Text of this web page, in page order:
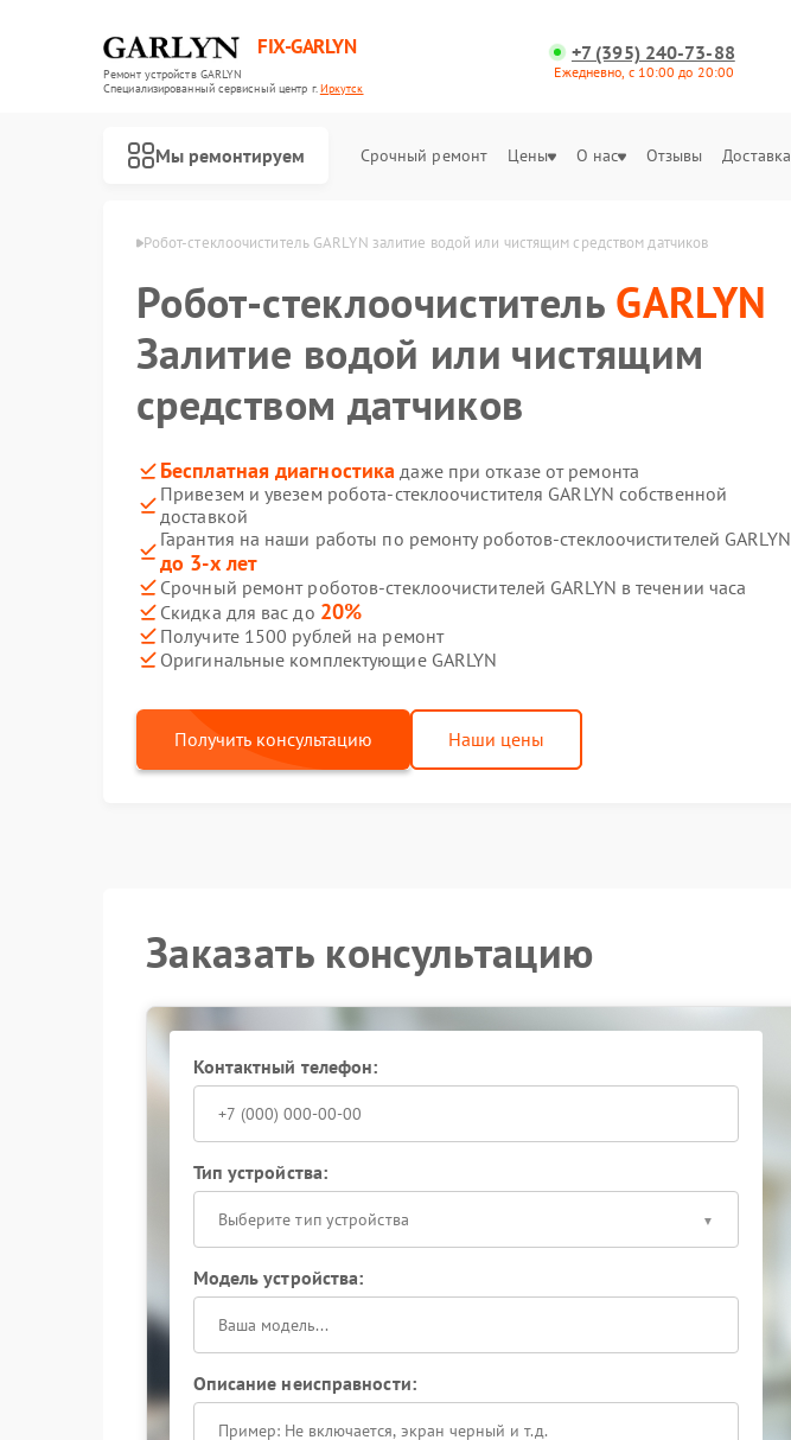
FIX-GARLYN
Ремонт устройств GARLYN
Специализированный cервисный центр г.Иркутск
+7 (395) 240-73-88
Ежедневно, с 10:00 до 20:00
Мы ремонтируем Срочный ремонт Цены О нас Отзывы Доставка
Робот-стеклоочиститель GARLYN залитие водой или чистящим средством датчиков
Робот-стеклоочиститель GARLYN
Залитие водой или чистящим
средством датчиков
Бесплатная диагностика даже при отказе от ремонта
Привезем и увезем робота-стеклоочистителя GARLYN собственной
доставкой
Гарантия на наши работы по ремонту роботов-стеклоочистителей GARLYN
до 3-х лет
Срочный ремонт роботов-стеклоочистителей GARLYN в течении часа
Скидка для вас до 20%
Получите 1500 рублей на ремонт
Оригинальные комплектующие GARLYN
Получить консультацию Наши цены
Заказать консультацию
Контактный телефон:
Тип устройства:
Выберите тип устройства
Модель устройства:
Описание неисправности: